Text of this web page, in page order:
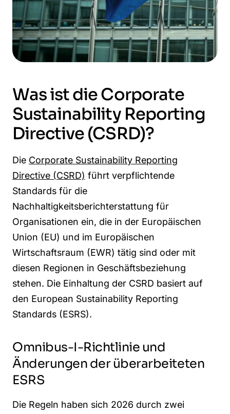
Was ist die Corporate
Sustainability Reporting
Directive (CSRD)?
Die Corporate Sustainability Reporting
Directive (CSRD) führt verpflichtende
Standards für die
Nachhaltigkeitsberichterstattung für
Organisationen ein, die in der Europäischen
Union (EU) und im Europäischen
Wirtschaftsraum (EWR) tätig sind oder mit
diesen Regionen in Geschäftsbeziehung
stehen. Die Einhaltung der CSRD basiert auf
den European Sustainability Reporting
Standards (ESRS).
Omnibus-I-Richtlinie und
Änderungen der überarbeiteten
ESRS
Die Regeln haben sich 2026 durch zwei